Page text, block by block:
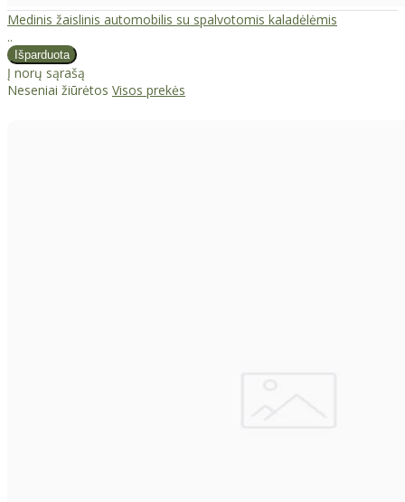
Medinis žaislinis automobilis su spalvotomis kaladėlėmis
..
Į norų sąrašą
Neseniai žiūrėtos Visos prekės